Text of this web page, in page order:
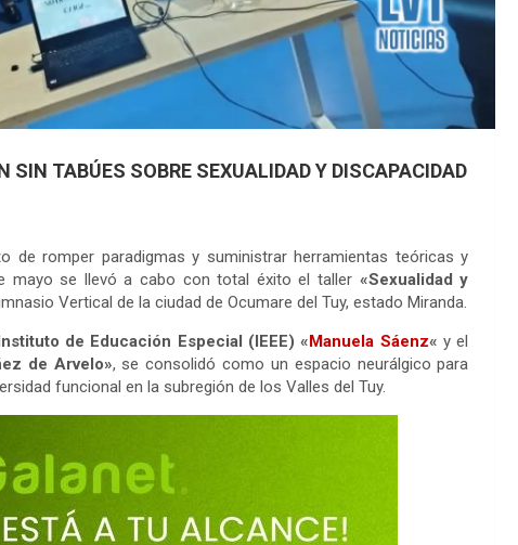
TABÚES SOBRE SEXUALIDAD Y DISCAPACIDAD
de romper paradigmas y suministrar herramientas teóricas y
mayo se llevó a cabo con total éxito el taller «Sexualidad y
Vertical de la ciudad de Ocumare del Tuy, estado Miranda.
de Educación Especial (IEEE) «Manuela Sáenz« y el
de Arvelo», se consolidó como un espacio neurálgico para
funcional en la subregión de los Valles del Tuy.